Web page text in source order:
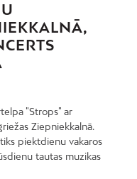
"Strops" ar
Ziepniekkalnā.
piektdienu vakaros
tautas muzikas